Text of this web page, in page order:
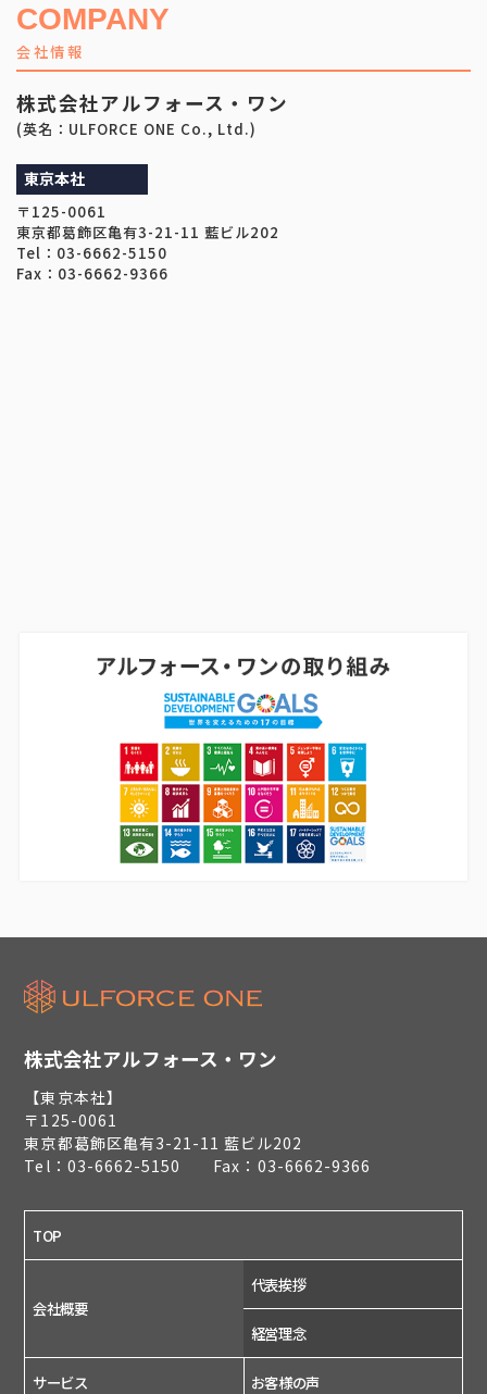
COMPANY
会社情報
株式会社アルフォース・ワン
(英名：ULFORCE ONE Co., Ltd.)
東京本社
〒125-0061
東京都葛飾区亀有3-21-11 藍ビル202
Tel：03-6662-5150
Fax：03-6662-9366
株式会社アルフォース・ワン
【東京本社】
〒125-0061
東京都葛飾区亀有3-21-11 藍ビル202
Tel：03-6662-5150 Fax：03-6662-9366
TOP
会社概要
代表挨拶
経営理念
サービス お客様の声